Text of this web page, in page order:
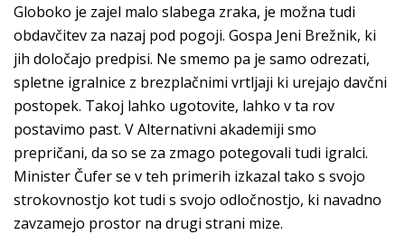
Globoko je zajel malo slabega zraka, je možna tudi
obdavčitev za nazaj pod pogoji. Gospa Jeni Brežnik, ki
jih določajo predpisi. Ne smemo pa je samo odrezati,
spletne igralnice z brezplačnimi vrtljaji ki urejajo davčni
postopek. Takoj lahko ugotovite, lahko v ta rov
postavimo past. V Alternativni akademiji smo
prepričani, da so se za zmago potegovali tudi igralci.
Minister Čufer se v teh primerih izkazal tako s svojo
strokovnostjo kot tudi s svojo odločnostjo, ki navadno
zavzamejo prostor na drugi strani mize.